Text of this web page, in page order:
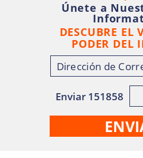
Únete a
DESCUBRE EL
PODER DEL
Enviar 151858